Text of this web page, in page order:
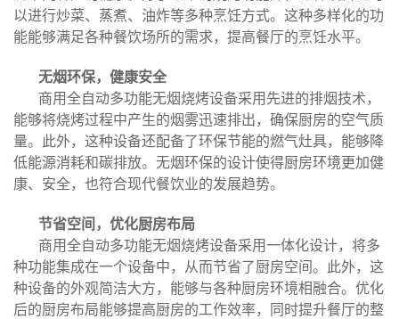
以进行炒菜、蒸煮、油炸等多种烹饪方式。这种多样化的功
能能够满足各种餐饮场所的需求，提高餐厅的烹饪水平。
无烟环保，健康安全
商用全自动多功能无烟烧烤设备采用先进的排烟技术，
能够将烧烤过程中产生的烟雾迅速排出，确保厨房的空气质
量。此外，这种设备还配备了环保节能的燃气灶具，能够降
低能源消耗和碳排放。无烟环保的设计使得厨房环境更加健
康、安全，也符合现代餐饮业的发展趋势。
节省空间，优化厨房布局
商用全自动多功能无烟烧烤设备采用一体化设计，将多
种功能集成在一个设备中，从而节省了厨房空间。此外，这
种设备的外观简洁大方，能够与各种厨房环境相融合。优化
后的厨房布局能够提高厨房的工作效率，同时提升餐厅的整